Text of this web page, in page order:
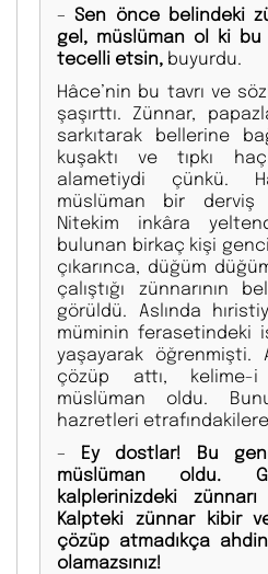
–Sen önce belindeki
gel, müslüman ol ki bu
tecelli etsin, buyurdu.
Hâce’nin bu tavrı ve
şaşırttı. Zünnar,
sarkıtarak bellerine
kuşaktı ve tıpkı
alametiydi çünkü.
müslüman bir derviş
Nitekim inkâra
bulunan birkaç kişi
çıkarınca, düğüm
çalıştığı zünnarının
görüldü. Aslında
müminin ferasetindeki
yaşayarak öğrenmişti.
çözüp attı,
müslüman oldu.
hazretleri
– Ey dostlar! Bu
müslüman oldu.
kalplerinizdeki
Kalpteki zünnar kibir
çözüp atmadıkça
olamazsınız!